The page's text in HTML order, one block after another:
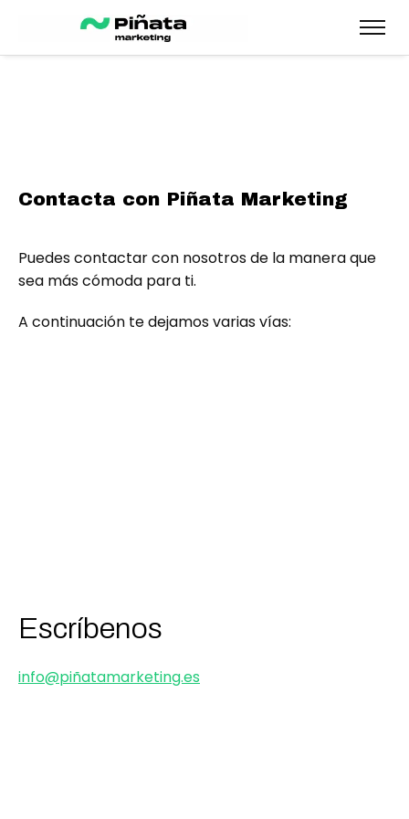
Contacta con Piñata Marketing
Puedes contactar con nosotros de la manera que
sea más cómoda para ti.
A continuación te dejamos varias vías:
Escríbenos
info@piñatamarketing.es